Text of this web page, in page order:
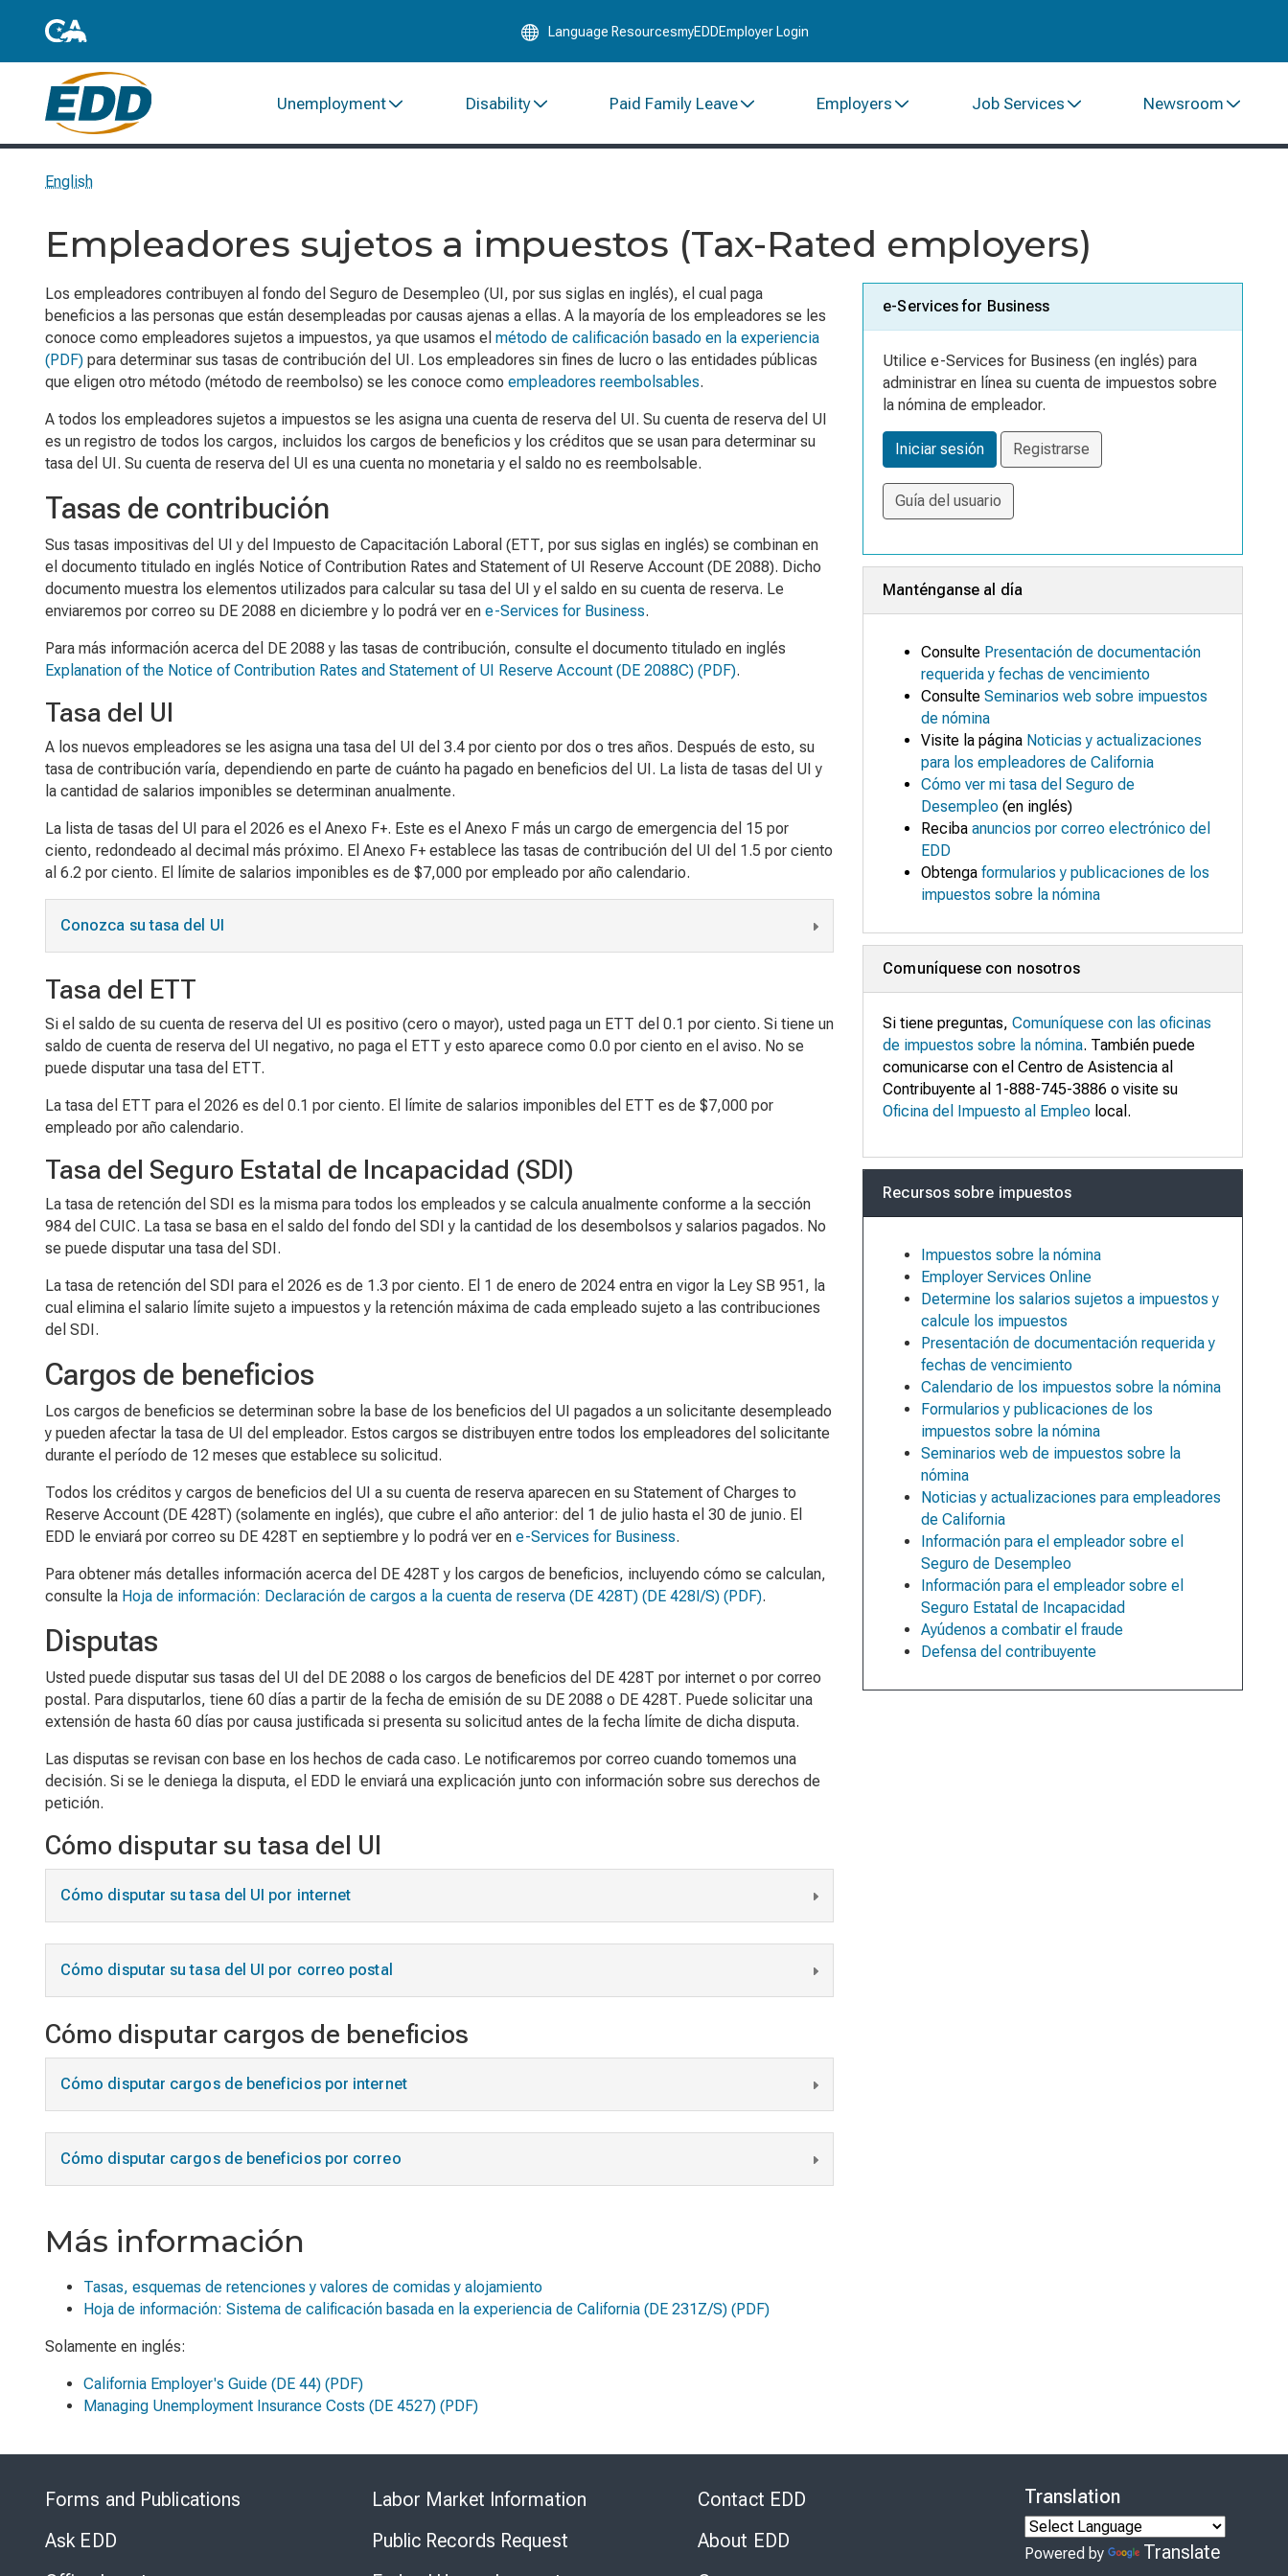
to
Language ResourcesmyEDDEmployer Login
Unemployment Disability Paid Family Leave Employers Job Services Newsroom
English
Empleadores sujetos a impuestos (Tax-Rated employers)
Los empleadores contribuyen al fondo del Seguro de Desempleo (UI, por sus siglas en inglés), el cual paga
beneficios a las personas que están desempleadas por causas ajenas a ellas. A la mayoría de los empleadores se les
conoce como empleadores sujetos a impuestos, ya que usamos el método de calificación basado en la experiencia
(PDF) para determinar sus tasas de contribución del UI. Los empleadores sin fines de lucro o las entidades públicas
que eligen otro método (método de reembolso) se les conoce como empleadores reembolsables.
A todos los empleadores sujetos a impuestos se les asigna una cuenta de reserva del UI. Su cuenta de reserva del UI
es un registro de todos los cargos, incluidos los cargos de beneficios y los créditos que se usan para determinar su
tasa del UI. Su cuenta de reserva del UI es una cuenta no monetaria y el saldo no es reembolsable.
Tasas de contribución
Sus tasas impositivas del UI y del Impuesto de Capacitación Laboral (ETT, por sus siglas en inglés) se combinan en
el documento titulado en inglés Notice of Contribution Rates and Statement of UI Reserve Account (DE 2088). Dicho
documento muestra los elementos utilizados para calcular su tasa del UI y el saldo en su cuenta de reserva. Le
enviaremos por correo su DE 2088 en diciembre y lo podrá ver en e-Services for Business.
Para más información acerca del DE 2088 y las tasas de contribución, consulte el documento titulado en inglés
Explanation of the Notice of Contribution Rates and Statement of UI Reserve Account (DE 2088C) (PDF).
Tasa del UI
A los nuevos empleadores se les asigna una tasa del UI del 3.4 por ciento por dos o tres años. Después de esto, su
tasa de contribución varía, dependiendo en parte de cuánto ha pagado en beneficios del UI. La lista de tasas del UI y
la cantidad de salarios imponibles se determinan anualmente.
La lista de tasas del UI para el 2026 es el Anexo F+. Este es el Anexo F más un cargo de emergencia del 15 por
ciento, redondeado al decimal más próximo. El Anexo F+ establece las tasas de contribución del UI del 1.5 por ciento
al 6.2 por ciento. El límite de salarios imponibles es de $7,000 por empleado por año calendario.
Conozca su tasa del UI
Tasa del ETT
Si el saldo de su cuenta de reserva del UI es positivo (cero o mayor), usted paga un ETT del 0.1 por ciento. Si tiene un
saldo de cuenta de reserva del UI negativo, no paga el ETT y esto aparece como 0.0 por ciento en el aviso. No se
puede disputar una tasa del ETT.
La tasa del ETT para el 2026 es del 0.1 por ciento. El límite de salarios imponibles del ETT es de $7,000 por
empleado por año calendario.
Tasa del Seguro Estatal de Incapacidad (SDI)
La tasa de retención del SDI es la misma para todos los empleados y se calcula anualmente conforme a la sección
984 del CUIC. La tasa se basa en el saldo del fondo del SDI y la cantidad de los desembolsos y salarios pagados. No
se puede disputar una tasa del SDI.
La tasa de retención del SDI para el 2026 es de 1.3 por ciento. El 1 de enero de 2024 entra en vigor la Ley SB 951, la
cual elimina el salario límite sujeto a impuestos y la retención máxima de cada empleado sujeto a las contribuciones
del SDI.
Cargos de beneficios
Los cargos de beneficios se determinan sobre la base de los beneficios del UI pagados a un solicitante desempleado
y pueden afectar la tasa de UI del empleador. Estos cargos se distribuyen entre todos los empleadores del solicitante
durante el período de 12 meses que establece su solicitud.
Todos los créditos y cargos de beneficios del UI a su cuenta de reserva aparecen en su Statement of Charges to
Reserve Account (DE 428T) (solamente en inglés), que cubre el año anterior: del 1 de julio hasta el 30 de junio. El
EDD le enviará por correo su DE 428T en septiembre y lo podrá ver en e-Services for Business.
Para obtener más detalles información acerca del DE 428T y los cargos de beneficios, incluyendo cómo se calculan,
consulte la Hoja de información: Declaración de cargos a la cuenta de reserva (DE 428T) (DE 428I/S) (PDF).
Disputas
Usted puede disputar sus tasas del UI del DE 2088 o los cargos de beneficios del DE 428T por internet o por correo
postal. Para disputarlos, tiene 60 días a partir de la fecha de emisión de su DE 2088 o DE 428T. Puede solicitar una
extensión de hasta 60 días por causa justificada si presenta su solicitud antes de la fecha límite de dicha disputa.
Las disputas se revisan con base en los hechos de cada caso. Le notificaremos por correo cuando tomemos una
decisión. Si se le deniega la disputa, el EDD le enviará una explicación junto con información sobre sus derechos de
petición.
Cómo disputar su tasa del UI
Cómo disputar su tasa del UI por internet
Cómo disputar su tasa del UI por correo postal
Cómo disputar cargos de beneficios
Cómo disputar cargos de beneficios por internet
Cómo disputar cargos de beneficios por correo
Más información
Tasas, esquemas de retenciones y valores de comidas y alojamiento
Hoja de información: Sistema de calificación basada en la experiencia de California (DE 231Z/S) (PDF)
Solamente en inglés:
California Employer's Guide (DE 44) (PDF)
Managing Unemployment Insurance Costs (DE 4527) (PDF)
e-Services for Business
Utilice e-Services for Business (en inglés) para
administrar en línea su cuenta de impuestos sobre
la nómina de empleador.
Iniciar sesión Registrarse
Guía del usuario
Manténganse al día
Consulte Presentación de documentación
requerida y fechas de vencimiento
ConsulteSeminarios web sobre impuestos
de nómina
Visite la página Noticias y actualizaciones
para los empleadores de California
Cómo ver mi tasa del Seguro de
Desempleo (en inglés)
Recibaanuncios por correo electrónico del
EDD
Obtengaformularios y publicaciones de los
impuestos sobre la nómina
Comuníquese con nosotros
Si tiene preguntas,Comuníquese con las oficinas
de impuestos sobre la nómina. También puede
comunicarse con el Centro de Asistencia al
Contribuyente al 1-888-745-3886 o visite su
Oficina del Impuesto al Empleo local.
Recursos sobre impuestos
Impuestos sobre la nómina
Employer Services Online
Determine los salarios sujetos a impuestos y
calcule los impuestos
Presentación de documentación requerida y
fechas de vencimiento
Calendario de los impuestos sobre la nómina
Formularios y publicaciones de los
impuestos sobre la nómina
Seminarios web de impuestos sobre la
nómina
Noticias y actualizaciones para empleadores
de California
Información para el empleador sobre el
Seguro de Desempleo
Información para el empleador sobre el
Seguro Estatal de Incapacidad
Ayúdenos a combatir el fraude
Defensa del contribuyente
Forms and Publications
Ask EDD
Labor Market Information
Public Records Request
Contact EDD
About EDD
Translation
Powered by Translate